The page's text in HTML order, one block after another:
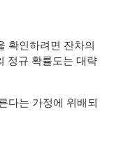
확인하려면 잔차의
정규 확률도는 대략
다는 가정에 위배되